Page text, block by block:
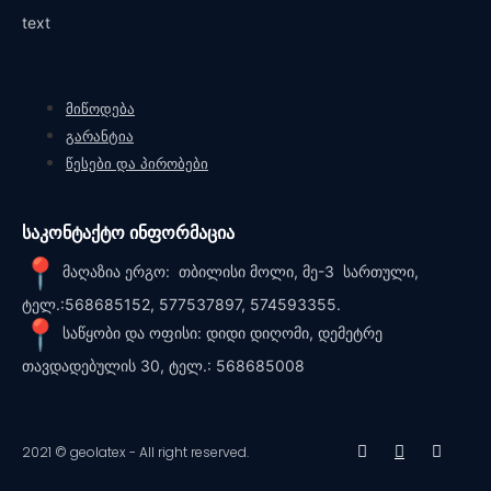
text
მიწოდება
გარანტია
წესები და პირობები
საკონტაქტო ინფორმაცია
მაღაზია ერგო: თბილისი მოლი, მე-3 სართული,
ტელ.:568685152, 577537897, 574593355.
საწყობი და ოფისი: დიდი დიღომი, დემეტრე
თავდადებულის 30, ტელ.: 568685008
2021 © geolatex - All right reserved.